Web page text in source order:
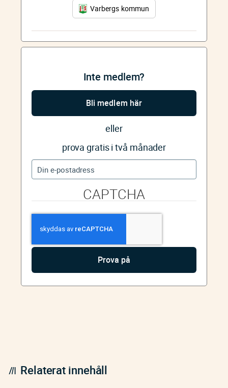
Varbergs kommun
Inte medlem?
Bli medlem här
eller
prova gratis i två månader
CAPTCHA
Relaterat innehåll